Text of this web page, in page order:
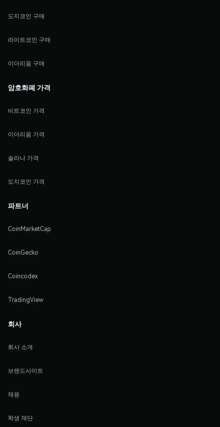
도지코인 구매
라이트코인 구매
이더리움 구매
암호화폐 가격
비트코인 가격
이더리움 가격
솔라나 가격
도지코인 가격
파트너
CoinMarketCap
CoinGecko
Coincodex
TradingView
회사
회사 소개
브랜드사이트
채용
학생 재단